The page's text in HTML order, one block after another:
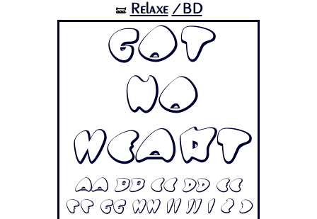
🝛 Relaxe /BD
Got
No
Heart
Aa Bb Cc Dd Ee
Ff Gg Hh Ii Jj 1 2 3